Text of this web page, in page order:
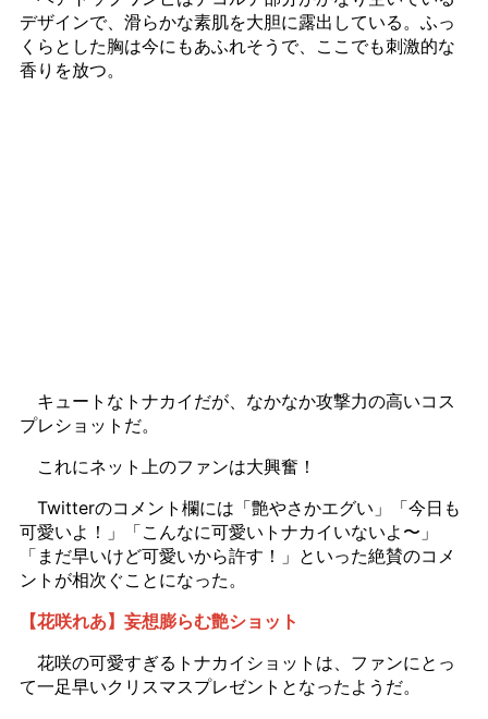
デザインで、滑らかな素肌を大胆に露出している。ふっ
くらとした胸は今にもあふれそうで、ここでも刺激的な
香りを放つ。
キュートなトナカイだが、なかなか攻撃力の高いコス
プレショットだ。
これにネット上のファンは大興奮！
Twitterのコメント欄には「艶やさかエグい」「今日も
可愛いよ！」「こんなに可愛いトナカイいないよ〜」
「まだ早いけど可愛いから許す！」といった絶賛のコメ
ントが相次ぐことになった。
【花咲れあ】妄想膨らむ艶ショット
花咲の可愛すぎるトナカイショットは、ファンにとっ
て一足早いクリスマスプレゼントとなったようだ。